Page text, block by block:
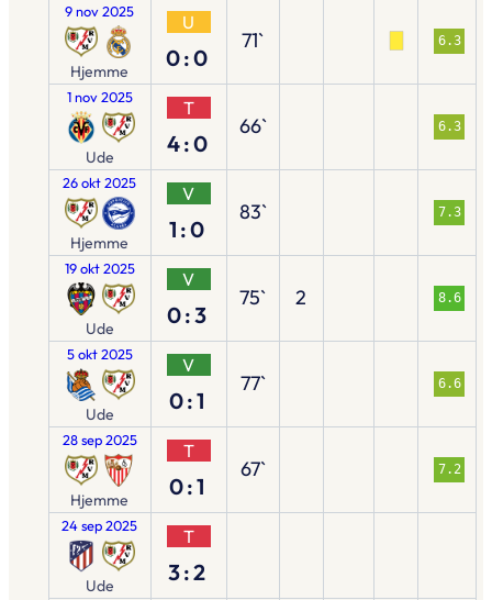
9 nov 2025
Hjemme
U
0:0
71` 6.3
1 nov 2025
Ude
T
4:0
66` 6.3
26 okt 2025
Hjemme
V
1:0
83` 7.3
19 okt 2025
Ude
V
0:3
75` 2 8.6
5 okt 2025
Ude
V
0:1
77` 6.6
28 sep 2025
Hjemme
T
0:1
67` 7.2
24 sep 2025
Ude
T
3:2